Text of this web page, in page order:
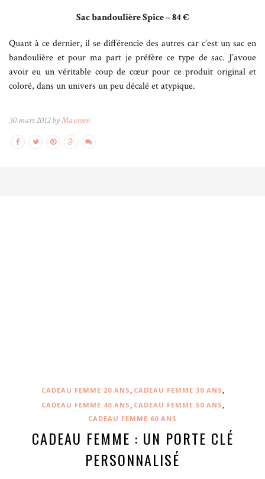
Sac bandoulière Spice – 84 €
Quant à ce dernier, il se différencie des autres car c’est un sac en
bandoulière et pour ma part je préfère ce type de sac. J’avoue
avoir eu un véritable coup de cœur pour ce produit original et
coloré, dans un univers un peu décalé et atypique.
30 mars 2012 byMaureen
CADEAU FEMME 20 ANS , CADEAU FEMME 30 ANS ,
CADEAU FEMME 40 ANS , CADEAU FEMME 50 ANS ,
CADEAU FEMME 60 ANS
CADEAU FEMME : UN PORTE CLÉ
PERSONNALISÉ